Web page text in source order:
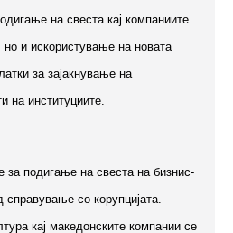
на свеста кај компаниите
но и искористување на новата
за зајакнување на
на институциите.
за подигање на свеста на бизнис-
справување со корупцијата.
кај македонските компании се